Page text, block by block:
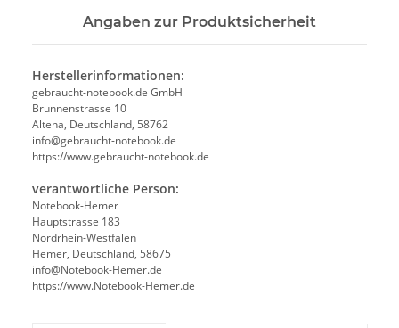
Angaben zur Produktsicherheit
Herstellerinformationen:
gebraucht-notebook.de GmbH
Brunnenstrasse 10
Altena, Deutschland, 58762
info@gebraucht-notebook.de
https://www.gebraucht-notebook.de
verantwortliche Person:
Notebook-Hemer
Hauptstrasse 183
Nordrhein-Westfalen
Hemer, Deutschland, 58675
info@Notebook-Hemer.de
https://www.Notebook-Hemer.de